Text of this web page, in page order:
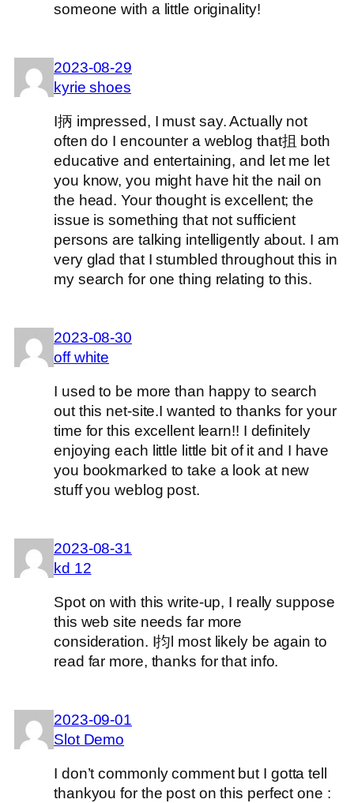
someone with a little originality!
2023-08-29
kyrie shoes
I抦 impressed, I must say. Actually not
often do I encounter a weblog that抯 both
educative and entertaining, and let me let
you know, you might have hit the nail on
the head. Your thought is excellent; the
issue is something that not sufficient
persons are talking intelligently about. I am
very glad that I stumbled throughout this in
my search for one thing relating to this.
2023-08-30
off white
I used to be more than happy to search
out this net-site.I wanted to thanks for your
time for this excellent learn!! I definitely
enjoying each little little bit of it and I have
you bookmarked to take a look at new
stuff you weblog post.
2023-08-31
kd 12
Spot on with this write-up, I really suppose
this web site needs far more
consideration. I抣l most likely be again to
read far more, thanks for that info.
2023-09-01
Slot Demo
I don’t commonly comment but I gotta tell
thankyou for the post on this perfect one :